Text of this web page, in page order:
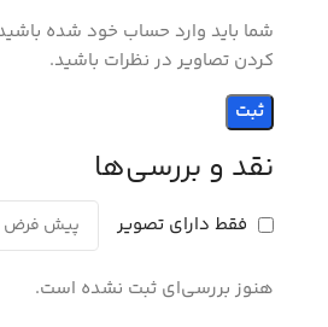
نقد و بررسی‌ها
فقط دارای تصویر
هنوز بررسی‌ای ثبت نشده است.
شما باید وارد حساب خود شده باشید
کردن تصاویر در نظرات باشید.